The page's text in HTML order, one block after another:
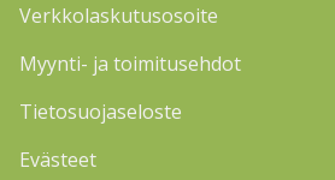
Verkkolaskutusosoite
Myynti- ja toimitusehdot
Tietosuojaseloste
Evästeet